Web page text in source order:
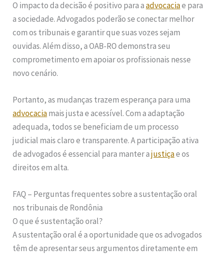
O impacto da decisão é positivo para aadvocaciae para
a sociedade. Advogados poderão se conectar melhor
com os tribunais e garantir que suas vozes sejam
ouvidas. Além disso, a OAB-RO demonstra seu
comprometimento em apoiar os profissionais nesse
novo cenário.
Portanto, as mudanças trazem esperança para uma
advocaciamais justa e acessível. Com a adaptação
adequada, todos se beneficiam de um processo
judicial mais claro e transparente. A participação ativa
de advogados é essencial para manter ajustiçae os
direitos em alta.
FAQ – Perguntas frequentes sobre a sustentação oral
nos tribunais de Rondônia
O que é sustentação oral?
A sustentação oral é a oportunidade que os advogados
têm de apresentar seus argumentos diretamente em